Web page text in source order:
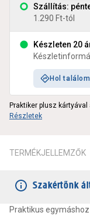
Szállítás:
1.290 Ft-tól
Készleten 20
Hol
Praktiker plusz
Részletek
TERMÉKJELLEMZŐK
Szakértőnk
Praktikus